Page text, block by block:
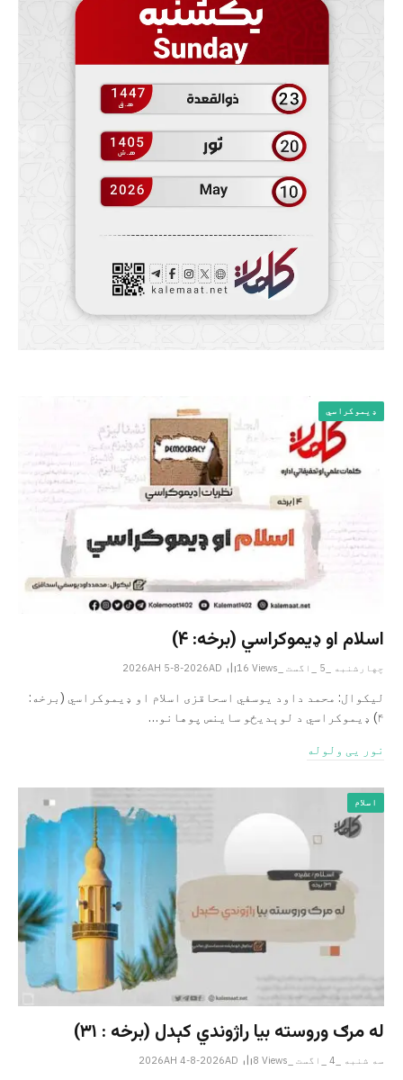
ډیموکراسي
اسلام او ډیموکراسي (برخه: ۴)
چهارشنبه _5 _اگست _2026AH 5-8-2026AD 16 Views
لیکوال: محمد داود یوسفي اسحاقزی اسلام او ډیموکراسي (برخه:
۴) ډیموکراسي د لوېدیځو ساینس پوهانو…
نور یی ولوله
اسلام
له مرګ وروسته بیا راژوندي کېدل (برخه : ۳۱)
سه شنبه _4 _اگست _2026AH 4-8-2026AD 8 Views